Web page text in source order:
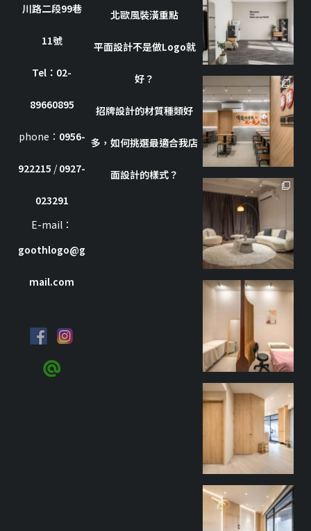
川路二段99巷
11號
Tel：02-
89660895
phone： 0956-
922215 /0927-
023291
E-mail：
goothlogo@g
mail.com
北歐風裝潢重點
平面設計不是做Logo就
好？
招牌設計的材質種類好
多，如何挑選最適合我店
面設計的樣式？
10 月 8
goothdesign
10 月 7
goothdesign
7 月 8
goothdesign
9 月 27
goothdesign
9 月 27
goothdesign
9 月 27